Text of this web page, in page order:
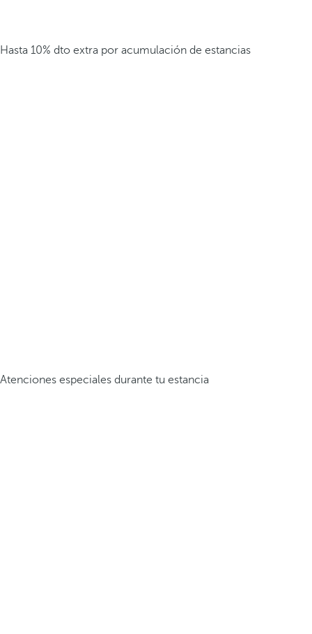
Hasta 10% dto extra por acumulación de estancias
Atenciones especiales durante tu estancia